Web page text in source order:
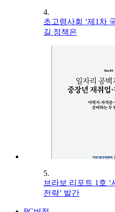
4.
초고령사회 ‘제1차
길 정책은
5.
브라보 리포트 1호 ‘
전략’ 발간